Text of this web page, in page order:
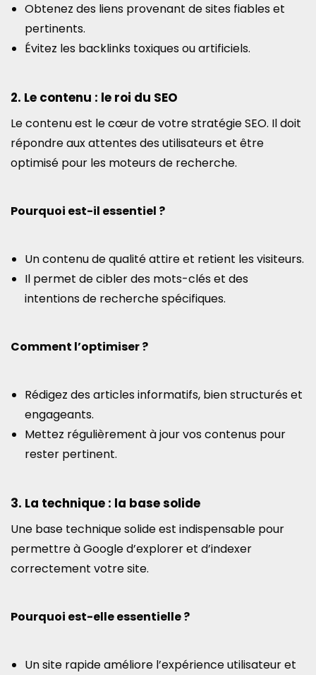
Obtenez des liens provenant de sites fiables et
pertinents.
Évitez les backlinks toxiques ou artificiels.
2. Le contenu : le roi du SEO
Le contenu est le cœur de votre stratégie SEO. Il doit
répondre aux attentes des utilisateurs et être
optimisé pour les moteurs de recherche.
Pourquoi est-il essentiel ?
Un contenu de qualité attire et retient les visiteurs.
Il permet de cibler des mots-clés et des
intentions de recherche spécifiques.
Comment l’optimiser ?
Rédigez des articles informatifs, bien structurés et
engageants.
Mettez régulièrement à jour vos contenus pour
rester pertinent.
3. La technique : la base solide
Une base technique solide est indispensable pour
permettre à Google d’explorer et d’indexer
correctement votre site.
Pourquoi est-elle essentielle ?
Un site rapide améliore l’expérience utilisateur et